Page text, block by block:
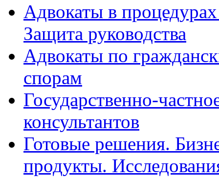
Адвокаты в
Защита руководства
Адвокаты по
спорам
Государственно-
консультантов
Готовые решения.
продукты.